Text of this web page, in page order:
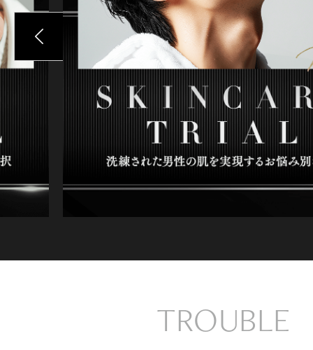
TROUBLE